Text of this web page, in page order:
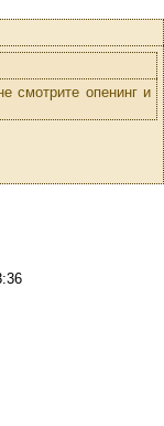
смотрите опенинг и